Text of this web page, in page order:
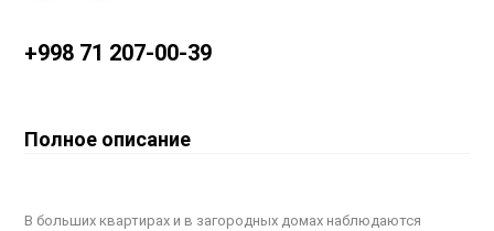
+998 71 207-00-39
Полное описание
В больших квартирах и в загородных домах наблюдаются